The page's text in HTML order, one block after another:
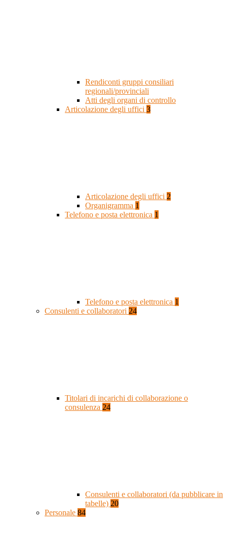
Rendiconti gruppi consiliari
regionali/provinciali
Atti degli organi di controllo
Articolazione degli uffici 3
Articolazione degli uffici 2
Organigramma 1
Telefono e posta elettronica 1
Telefono e posta elettronica 1
Consulenti e collaboratori 24
Titolari di incarichi di collaborazione o
consulenza 24
Consulenti e collaboratori (da pubblicare in
tabelle) 20
Personale 84